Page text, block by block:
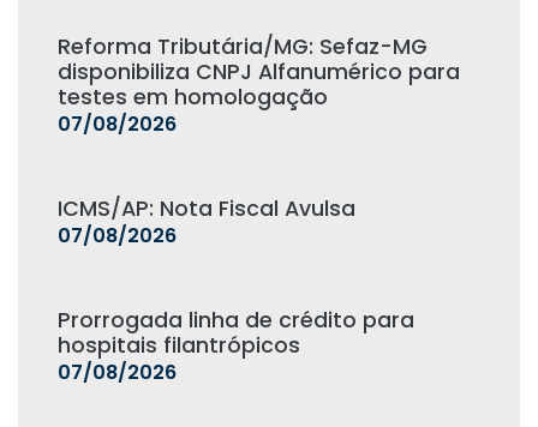
Reforma Tributária/MG: Sefaz-MG
disponibiliza CNPJ Alfanumérico para
testes em homologação
07/08/2026
ICMS/AP: Nota Fiscal Avulsa
07/08/2026
Prorrogada linha de crédito para
hospitais filantrópicos
07/08/2026